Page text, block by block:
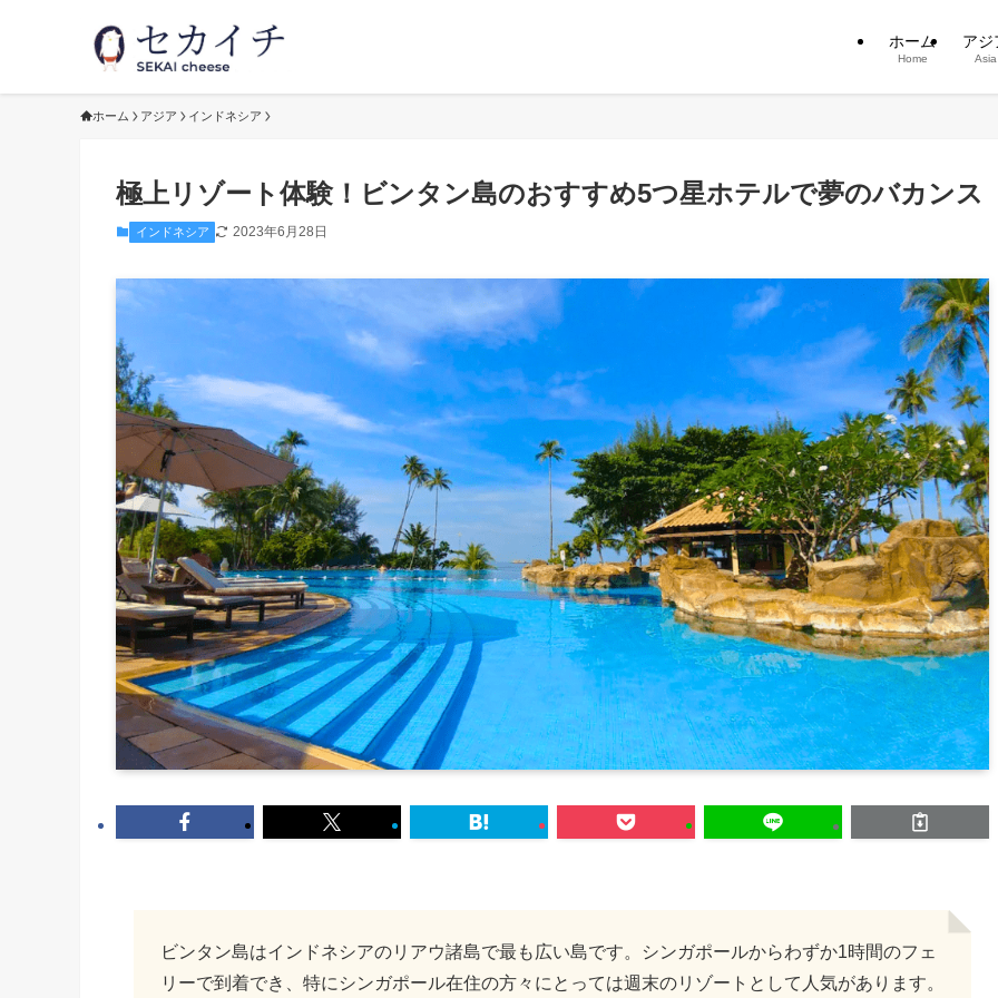
ホーム
Home
アジ
Asia
ホーム アジア インドネシア
極上リゾート体験！ビンタン島のおすすめ5つ星ホテルで夢のバカンス
インドネシア 2023年6月28日
ビンタン島はインドネシアのリアウ諸島で最も広い島です。シンガポールからわずか1時間のフェ
リーで到着でき、特にシンガポール在住の方々にとっては週末のリゾートとして人気があります。